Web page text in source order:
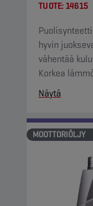
TUOTE: 14615
hyvin
vähentää
Korkea
Näytä
MOOTTORIÖLJY